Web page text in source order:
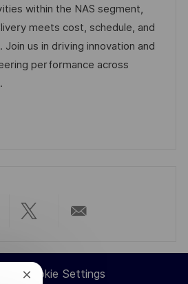
d
D
a
t
within the NAS segment,
meets cost, schedule, and
us in driving innovation and
performance across
Share
via
via
Site Cookie Settings
Close